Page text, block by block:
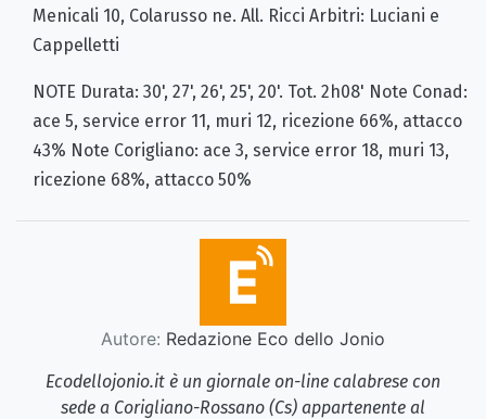
Menicali 10, Colarusso ne. All. Ricci Arbitri: Luciani e
Cappelletti
NOTE Durata: 30', 27', 26', 25', 20'. Tot. 2h08' Note Conad:
ace 5, service error 11, muri 12, ricezione 66%, attacco
43% Note Corigliano: ace 3, service error 18, muri 13,
ricezione 68%, attacco 50%
Autore: Redazione Eco dello Jonio
Ecodellojonio.it è un giornale on-line calabrese con
sede a Corigliano-Rossano (Cs) appartenente al